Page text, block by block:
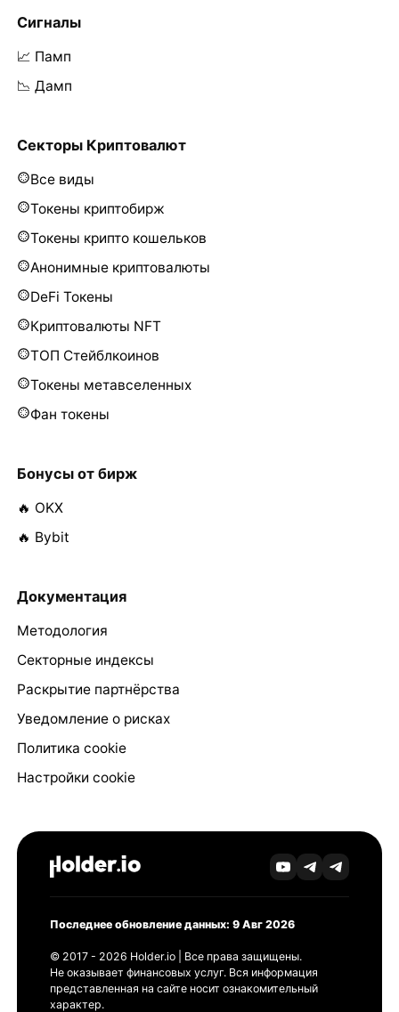
Сигналы
📈 Памп
📉 Дамп
Секторы Криптовалют
Все виды
Токены криптобирж
Токены крипто кошельков
Анонимные криптовалюты
DeFi Токены
Криптовалюты NFT
ТОП Стейблкоинов
Токены метавселенных
Фан токены
Бонусы от бирж
🔥 OKX
🔥 Bybit
Документация
Методология
Секторные индексы
Раскрытие партнёрства
Уведомление о рисках
Политика cookie
Настройки cookie
Последнее обновление данных: 9 Авг 2026
© 2017 - 2026 Holder.io | Все права защищены.
Не оказывает финансовых услуг. Вся информация
представленная на сайте носит ознакомительный
характер.